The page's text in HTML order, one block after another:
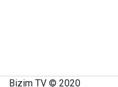
Bizim TV © 2020